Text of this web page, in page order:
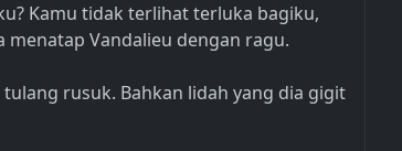
Kamu tidak terlihat terluka bagiku,
menatap Vandalieu dengan ragu.
rusuk. Bahkan lidah yang dia gigit